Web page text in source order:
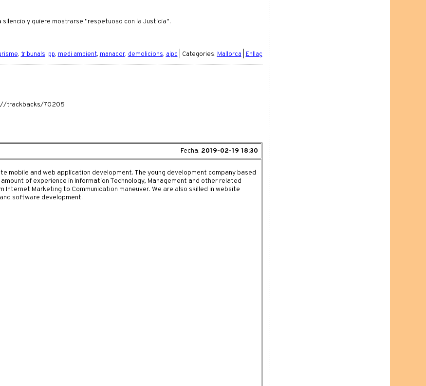
silencio y quiere mostrarse "respetuoso con la Justicia".
, tribunals, pp, medi ambient, manacor, demolicions, aipc | Categories: Mallorca Enllaç
trackbacks/70205
Fecha: 2019-02-19 18:30
mobile and web application development. The young development company based
of experience in Information Technology, Management and other related
Marketing to Communication maneuver. We are also skilled in website
software development.